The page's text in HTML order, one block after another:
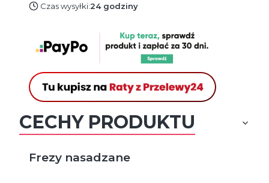
Czas wysyłki:24 godziny
CECHY PRODUKTU
Frezy nasadzane